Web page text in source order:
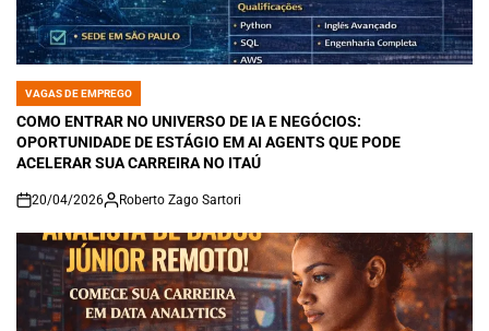
POSTED
IN
VAGAS DE EMPREGO
COMO ENTRAR NO UNIVERSO DE IA E NEGÓCIOS:
OPORTUNIDADE DE ESTÁGIO EM AI AGENTS QUE PODE
ACELERAR SUA CARREIRA NO ITAÚ
on
20/04/2026 Roberto Zago Sartori